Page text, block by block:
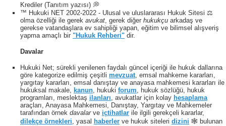
Krediler (Tanıtım yazısı) 💭
™ Hukuki NET 2002-2022 - Ulusal ve uluslararası Hukuk Sitesi ⚖️
olma özelliği ile gerek avukat , gerek diğer hukukçu arkadaş ve
gerekse vatandaşlara ev sahipliği yapan, eğitim ve bilimsel alışveriş
yapma amaçlı bir "Hukuk Rehberi" dir.
Davalar
Hukuki Net; sürekli yenilenen faydalı güncel içeriği ile hukuk dallarına
göre kategorize edilmiş çeşitli mevzuat, emsal mahkeme kararları,
yargıtay kararları, emsal danıştay ve anayasa mahkemesi kararları ile
hukuksal makale, kanun, hukuki forum, hukuk sözlüğü, hukuk
programları, meslektaş ilanları, avukatlar için kolay hesaplama
araçları, Anayasa Mahkemesi, Danıştay, Yargıtay ve Mahkemeler
tarafından örnek davalarve içtihatlar ile ilgili gerekçeli kararlar,
dilekçe örnekleri, yasal haberler ve hukuk siteleri dizini 🕸 bulunan